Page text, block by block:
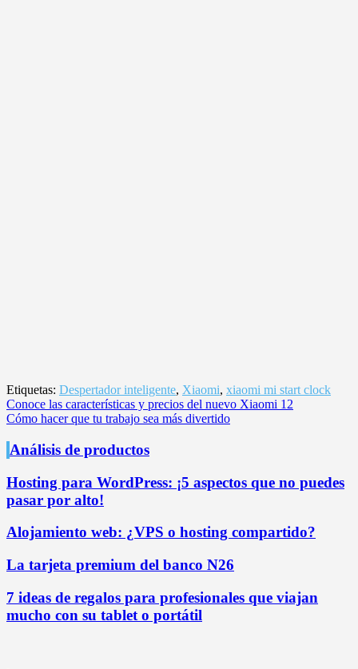
Etiquetas: Despertador inteligente, Xiaomi, xiaomi mi start clock
Navegación
de
entradas
Conoce las características y precios del nuevo Xiaomi 12
Cómo hacer que tu trabajo sea más divertido
Análisis de productos
Hosting para WordPress: ¡5 aspectos que no puedes
pasar por alto!
Alojamiento web: ¿VPS o hosting compartido?
La tarjeta premium del banco N26
7 ideas de regalos para profesionales que viajan
mucho con su tablet o portátil